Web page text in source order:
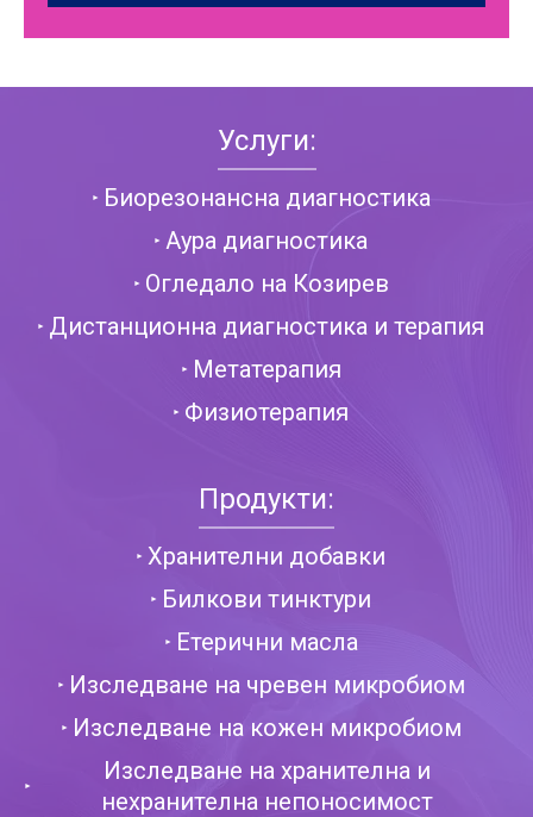
Услуги:
Биорезонансна диагностика
Аура диагностика
Огледало на Козирев
Дистанционна диагностика и терапия
Метатерапия
Физиотерапия
Продукти:
Хранителни добавки
Билкови тинктури
Етерични масла
Изследване на чревен микробиом
Изследване на кожен микробиом
Изследване на хранителна и
нехранителна непоносимост